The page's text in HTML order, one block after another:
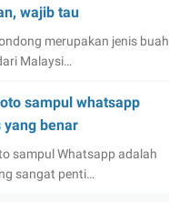
wajib tau
merupakan jenis buah
Malaysi…
sampul whatsapp
yang benar
sampul Whatsapp adalah
sangat penti…